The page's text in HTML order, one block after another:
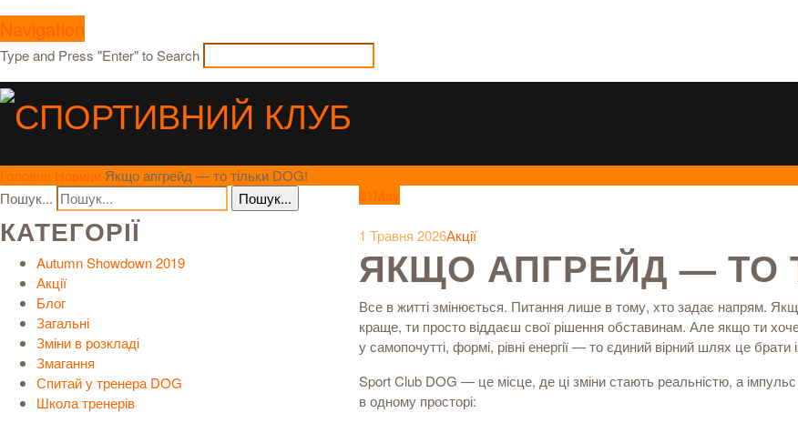
Navigation
Type and Press "Enter" to Search
Головна Новини Якщо апгрейд — то тільки DOG!
01May
1 Травня 2026Акції
ЯКЩО АПГРЕЙД — ТО
Все в житті змінюється. Питання лише в тому, хто задає напрям.
краще, ти просто віддаєш свої рішення обставинам. Але якщо ти
у самопочутті, формі, рівні енергії — то єдиний вірний шлях це брати
Sport Club DOG — це місце, де ці зміни стають реальністю, а
в одному просторі:
Пошук...
КАТЕГОРІЇ
Autumn Showdown 2019
Акції
Блог
Загальні
Зміни в розкладі
Змагання
Спитай у тренера DOG
Школа тренерів